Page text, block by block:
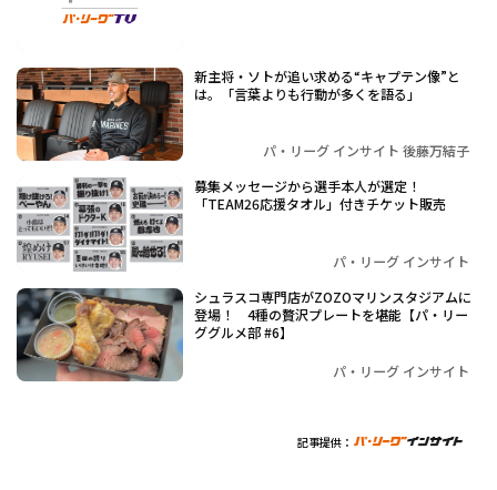
新主将・ソトが追い求める“キャプテン像”と
は。「言葉よりも行動が多くを語る」
パ・リーグ インサイト 後藤万結子
募集メッセージから選手本人が選定！
「TEAM26応援タオル」付きチケット販売
パ・リーグ インサイト
シュラスコ専門店がZOZOマリンスタジアムに
登場！ 4種の贅沢プレートを堪能【パ・リー
ググルメ部 #6】
パ・リーグ インサイト
記事提供：